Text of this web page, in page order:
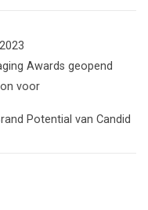
Awards geopend
voor
Potential van Candid